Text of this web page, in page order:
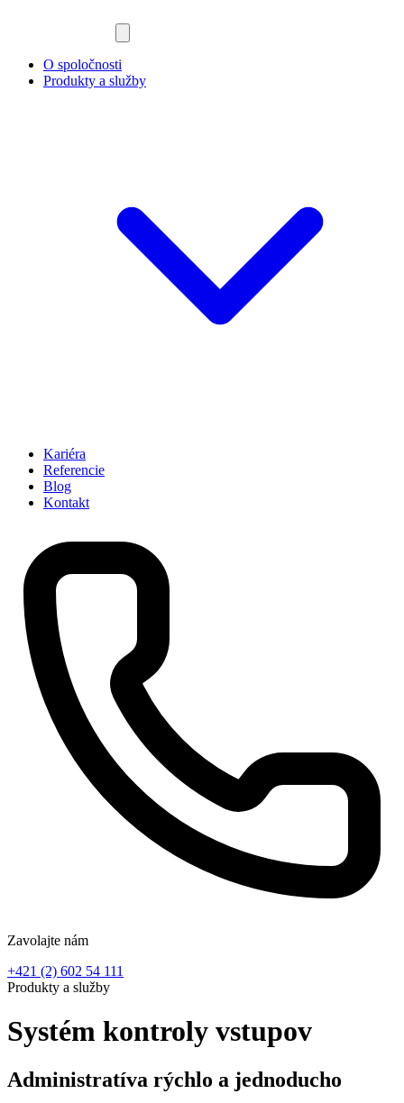
O spoločnosti
Produkty a služby
Kariéra
Referencie
Blog
Kontakt
Zavolajte nám
+421 (2) 602 54 111
Produkty a služby
Systém kontroly vstupov
Administratíva rýchlo a jednoducho